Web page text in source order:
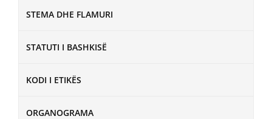
STEMA DHE FLAMURI
STATUTI I BASHKISË
KODI I ETIKËS
ORGANOGRAMA